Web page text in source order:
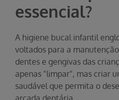
essencial?
A higiene bucal infantil
voltados para a
dentes e gengivas das
apenas "limpar", mas criar
saudável que permita o
arcada dentária.